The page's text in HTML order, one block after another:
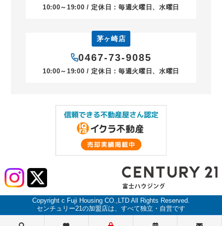
10:00～19:00 / 定休日：毎週火曜日、水曜日
茅ヶ崎店
0467-73-9085
10:00～19:00 / 定休日：毎週火曜日、水曜日
Copyright c Fuji Housing CO.,LTD All Rights Reserved.
センチュリー21の加盟店は、すべて独立・自営です